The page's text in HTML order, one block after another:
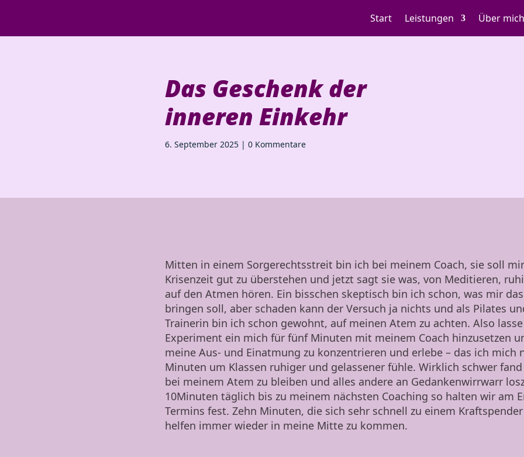
Start Leistungen Über mich
Das Geschenk der
inneren Einkehr
6. September 2025 | 0 Kommentare
Mitten in einem Sorgerechtsstreit bin ich bei meinem Coach, sie soll
Krisenzeit gut zu überstehen und jetzt sagt sie was, von Meditieren,
auf den Atmen hören. Ein bisschen skeptisch bin ich schon, was mir
bringen soll, aber schaden kann der Versuch ja nichts und als Pilates
Trainerin bin ich schon gewohnt, auf meinen Atem zu achten. Also
Experiment ein mich für fünf Minuten mit meinem Coach hinzusetzen
meine Aus- und Einatmung zu konzentrieren und erlebe – das ich mich
Minuten um Klassen ruhiger und gelassener fühle. Wirklich schwer
bei meinem Atem zu bleiben und alles andere an Gedankenwirrwarr
10Minuten täglich bis zu meinem nächsten Coaching so halten wir am
Termins fest. Zehn Minuten, die sich sehr schnell zu einem
helfen immer wieder in meine Mitte zu kommen.